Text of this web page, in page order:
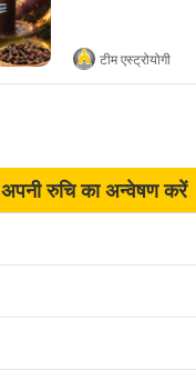
टीम एस्ट्रोयोगी
अपनी रुचि का अन्वेषण करें